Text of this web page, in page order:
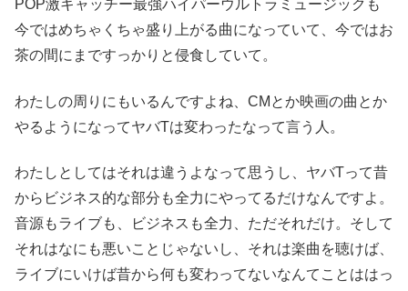
POP激キャッチー最強ハイパーウルトラミュージックも
今ではめちゃくちゃ盛り上がる曲になっていて、今ではお
茶の間にまですっかりと侵食していて。
わたしの周りにもいるんですよね、CMとか映画の曲とか
やるようになってヤバTは変わったなって言う人。
わたしとしてはそれは違うよなって思うし、ヤバTって昔
からビジネス的な部分も全力にやってるだけなんですよ。
音源もライブも、ビジネスも全力、ただそれだけ。そして
それはなにも悪いことじゃないし、それは楽曲を聴けば、
ライブにいけば昔から何も変わってないなんてことははっ